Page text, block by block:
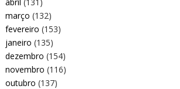
março (132)
fevereiro (153)
janeiro (135)
dezembro (154)
novembro (116)
outubro (137)